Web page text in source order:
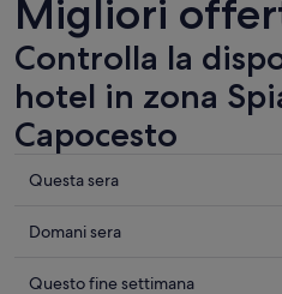
Migliori
Controlla la
hotel in zona
Capocesto
Controlla
prezzi
a
Questa sera
Controlla
prezzi
Domani sera
Controlla
Questo fine settimana